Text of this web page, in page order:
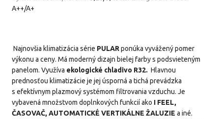
A++/A+
Najnovšia klimatizácia série PULAR ponúka vyvážený pomer
výkonu a ceny. Má moderný dizajn bielej farby s podsvieteným
panelom. Využíva ekologické chladivo R32. Hlavnou
prednosťou klimatizácie je jej úsporná a tichá prevádzka
s efektívnym plazmový systémom filtrovania vzduchu. Je
vybavená množstvom doplnkových funkcií ako I FEEL,
ČASOVAČ, AUTOMATICKÉ VERTIKÁLNE ŽALUZIE a iné.